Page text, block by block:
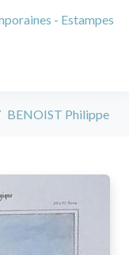
- Estampes
BENOIST Philippe